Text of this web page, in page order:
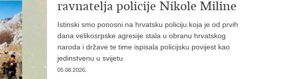
ravnatelja policije Nikole Miline
Istinski smo ponosni na hrvatsku policiju koja je od prvih
dana velikosrpske agresije stala u obranu hrvatskog
naroda i države te time ispisala policijsku povijest kao
jedinstvenu u svijetu
05.08.2026.